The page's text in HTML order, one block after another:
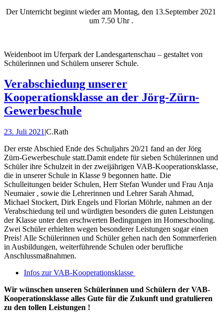
Der Unterricht beginnt wieder am Montag, den 13.September 2021
um 7.50 Uhr .
Weidenboot im Uferpark der Landesgartenschau – gestaltet von
Schülerinnen und Schülern unserer Schule.
Verabschiedung unserer
Kooperationsklasse an der Jörg-Zürn-
Gewerbeschule
23. Juli 2021 |C.Rath
Der erste Abschied Ende des Schuljahrs 20/21 fand an der Jörg
Zürn-Gewerbeschule statt.Damit endete für sieben Schülerinnen und
Schüler ihre Schulzeit in der zweijährigen VAB-Kooperationsklasse,
die in unserer Schule in Klasse 9 begonnen hatte. Die
Schulleitungen beider Schulen, Herr Stefan Wunder und Frau Anja
Neumaier , sowie die Lehrerinnen und Lehrer Sarah Ahmad,
Michael Stockert, Dirk Engels und Florian Möhrle, nahmen an der
Verabschiedung teil und würdigten besonders die guten Leistungen
der Klasse unter den erschwerten Bedingungen im Homeschooling.
Zwei Schüler erhielten wegen besonderer Leistungen sogar einen
Preis! Alle Schülerinnen und Schüler gehen nach den Sommerferien
in Ausbildungen, weiterführende Schulen oder berufliche
Anschlussmaßnahmen.
Infos zur VAB-Kooperationsklasse
Wir wünschen unseren Schülerinnen und Schülern der VAB-
Kooperationsklasse alles Gute für die Zukunft und gratulieren
zu den tollen Leistungen !